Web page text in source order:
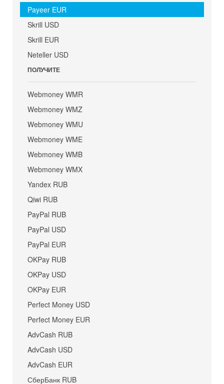
Payeer EUR
Skrill USD
Skrill EUR
Neteller USD
ПОЛУЧИТЕ
Webmoney WMR
Webmoney WMZ
Webmoney WMU
Webmoney WME
Webmoney WMB
Webmoney WMX
Yandex RUB
Qiwi RUB
PayPal RUB
PayPal USD
PayPal EUR
OKPay RUB
OKPay USD
OKPay EUR
Perfect Money USD
Perfect Money EUR
AdvCash RUB
AdvCash USD
AdvCash EUR
СберБанк RUB